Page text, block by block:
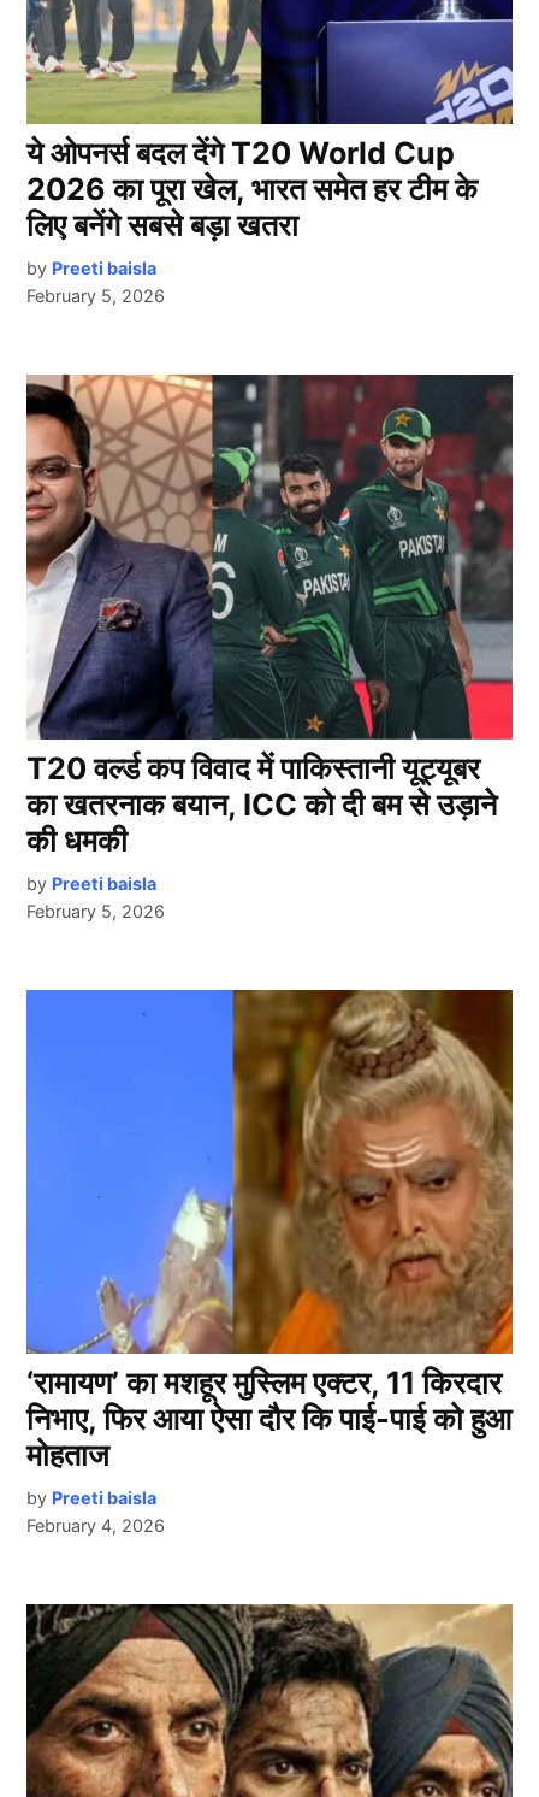
ये ओपनर्स बदल देंगे T20 World Cup
2026 का पूरा खेल, भारत समेत हर टीम के
लिए बनेंगे सबसे बड़ा खतरा
by Preeti baisla
February 5, 2026
T20 वर्ल्ड कप विवाद में पाकिस्तानी यूट्यूबर
का खतरनाक बयान, ICC को दी बम से उड़ाने
की धमकी
by Preeti baisla
February 5, 2026
‘रामायण’ का मशहूर मुस्लिम एक्टर, 11 किरदार
निभाए, फिर आया ऐसा दौर कि पाई-पाई को हुआ
मोहताज
by Preeti baisla
February 4, 2026